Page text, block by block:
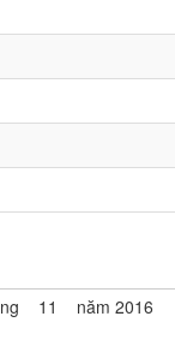
11 năm 2016